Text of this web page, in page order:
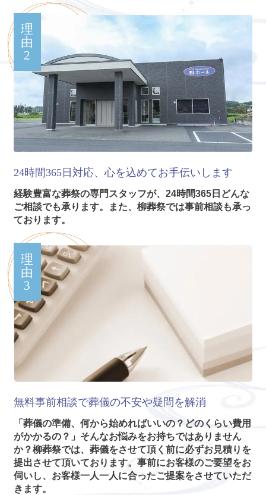
理
由
2
24時間365日対応、心を込めてお手伝いします
経験豊富な葬祭の専門スタッフが、24時間365日どんな
ご相談でも承ります。また、柳葬祭では事前相談も承っ
ております。
理
由
3
無料事前相談で葬儀の不安や疑問を解消
「葬儀の準備、何から始めればいいの？どのくらい費用
がかかるの？」そんなお悩みをお持ちではありません
か？柳葬祭では、葬儀をさせて頂く前に必ずお見積りを
提出させて頂いております。事前にお客様のご要望をお
伺いし、お客様一人一人に合ったご提案をさせていただ
きます。